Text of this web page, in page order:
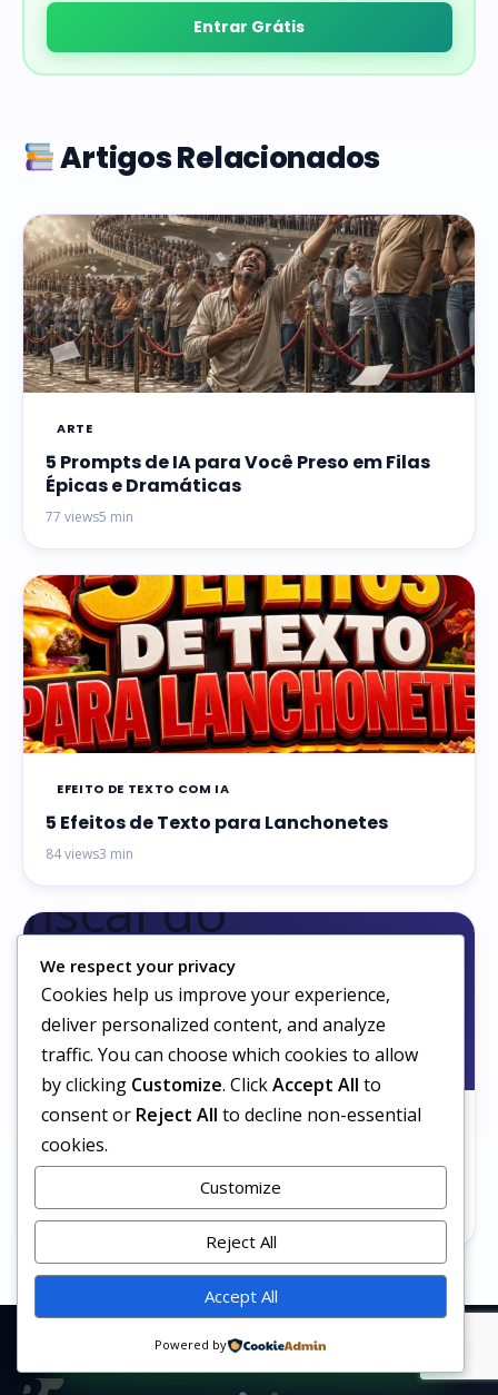
Entrar Grátis
Artigos Relacionados
ARTE
5 Prompts de IA para Você Preso em Filas
Épicas e Dramáticas
77 views5 min
EFEITO DE TEXTO COM IA
5 Efeitos de Texto para Lanchonetes
84 views3 min
ARTE
5 Prompts de IA para Virar o Fiscal do
Churrasco em Cenas Absurdas
161 views6 min
Siga nosso canal no WhatsApp
We respect your privacy
Cookies help us improve your experience,
deliver personalized content, and analyze
traffic. You can choose which cookies to allow
by clicking Customize. ClickAccept All to
consent or Reject All to decline non-essential
cookies.
Customize
Reject All
Accept All
Powered by